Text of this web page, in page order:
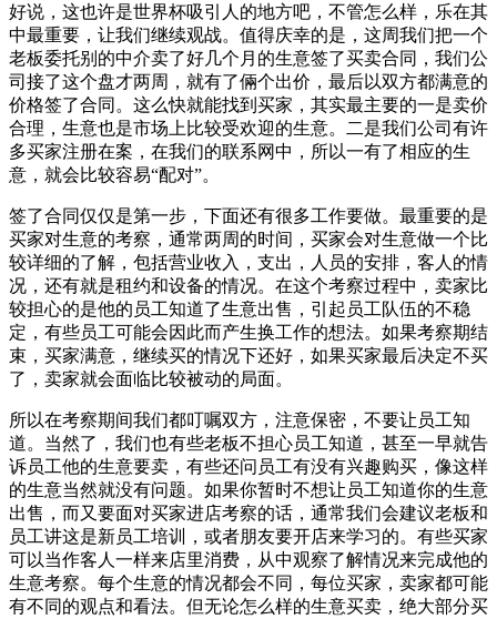
好说，这也许是世界杯吸引人的地方吧，不管怎么样，乐在其
中最重要，让我们继续观战。 值得庆幸的是，这周我们把一个
老板委托别的中介卖了好几个月的生意签了买卖合同，我们公
司接了这个盘才两周，就有了倆个出价，最后以双方都满意的
价格签了合同。这么快就能找到买家，其实最主要的一是卖价
合理，生意也是市场上比较受欢迎的生意。二是我们公司有许
多买家注册在案，在我们的联系网中，所以一有了相应的生
意，就会比较容易“配对”。
签了合同仅仅是第一步，下面还有很多工作要做。最重要的是
买家对生意的考察，通常两周的时间，买家会对生意做一个比
较详细的了解，包括营业收入，支出，人员的安排，客人的情
况，还有就是租约和设备的情况。在这个考察过程中，卖家比
较担心的是他的员工知道了生意出售，引起员工队伍的不稳
定，有些员工可能会因此而产生换工作的想法。如果考察期结
束，买家满意，继续买的情况下还好，如果买家最后决定不买
了，卖家就会面临比较被动的局面。
所以在考察期间我们都叮嘱双方，注意保密，不要让员工知
道。当然了，我们也有些老板不担心员工知道，甚至一早就告
诉员工他的生意要卖，有些还问员工有没有兴趣购买，像这样
的生意当然就没有问题。如果你暂时不想让员工知道你的生意
出售，而又要面对买家进店考察的话，通常我们会建议老板和
员工讲这是新员工培训，或者朋友要开店来学习的。有些买家
可以当作客人一样来店里消费，从中观察了解情况来完成他的
生意考察。每个生意的情况都会不同，每位买家，卖家都可能
有不同的观点和看法。但无论怎么样的生意买卖，绝大部分买